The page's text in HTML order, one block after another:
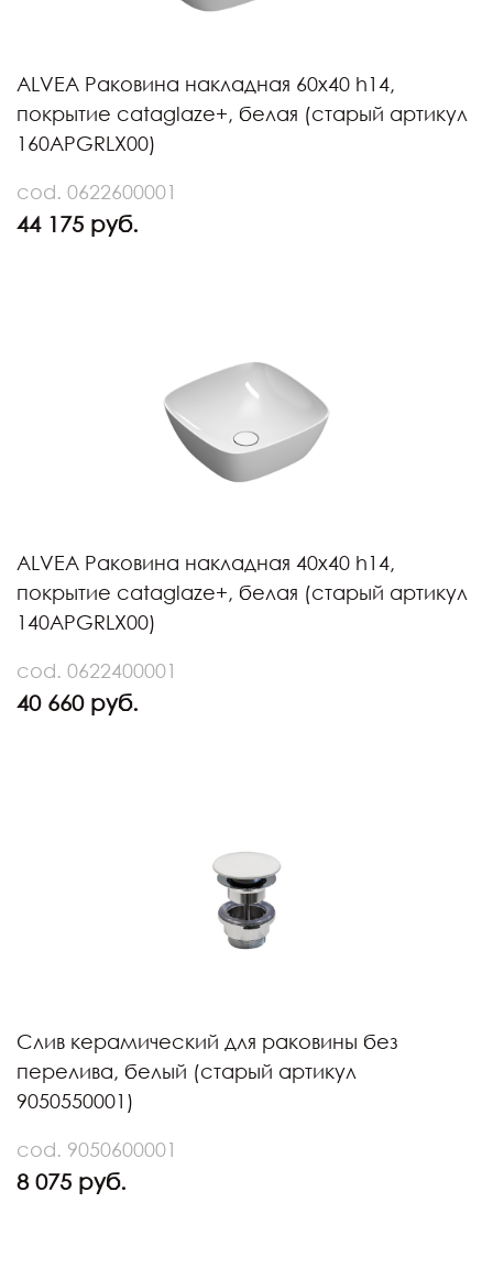
ALVEA Раковина накладная 60х40 h14,
покрытие cataglaze+, белая (старый артикул
160APGRLX00)
cod. 0622600001
44 175 руб.
ALVEA Раковина накладная 40х40 h14,
покрытие cataglaze+, белая (старый артикул
140APGRLX00)
cod. 0622400001
40 660 руб.
Слив керамический для раковины без
перелива, белый (старый артикул
9050550001)
cod. 9050600001
8 075 руб.